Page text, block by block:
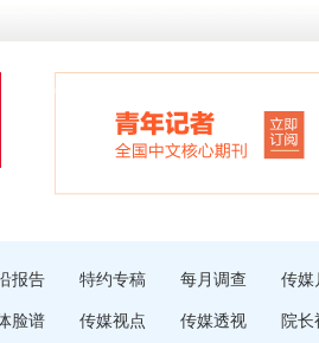
报告 特约专稿 每月调查 传媒
脸谱 传媒视点 传媒透视 院长